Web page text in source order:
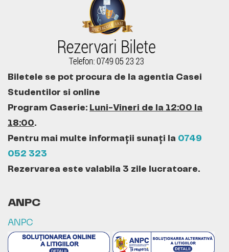
Biletele se pot procura de la agentia Casei
Studentilor si online
Program Caserie: Luni-Vineri de la 12:00 la
18:00.
Pentru mai multe informații sunați la 0749
052 323
Rezervarea este valabila 3 zile lucratoare.
ANPC
ANPC